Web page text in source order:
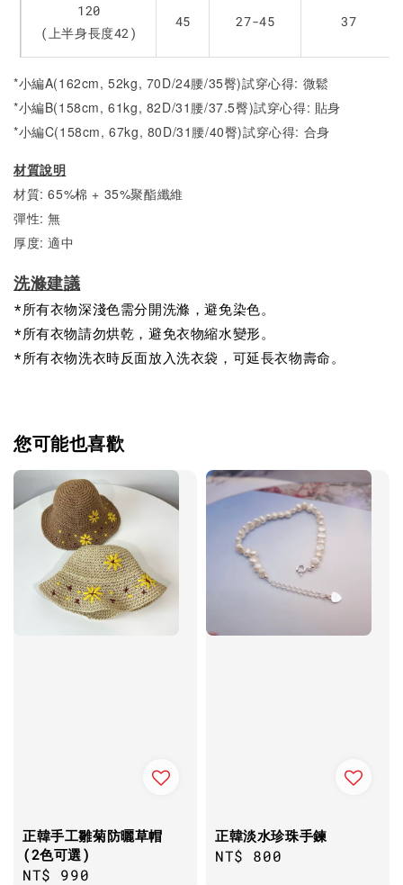
120
(上半身長度42)
45 27-45 37
*小編A(162cm, 52kg, 70D/24腰/35臀)試穿心得: 微鬆
*小編B(158cm, 61kg, 82D/31腰/37.5臀)試穿心得: 貼身
*小編C(158cm, 67kg, 80D/31腰/40臀)試穿心得: 合身
材質說明
材質: 65%棉 + 35%聚酯纖維
彈性: 無
厚度: 適中
洗滌建議
*所有衣物深淺色需分開洗滌，避免染色。
*所有衣物請勿烘乾，避免衣物縮水變形。
*所有衣物洗衣時反面放入洗衣袋，可延長衣物壽命。
您可能也喜歡
正韓手工雛菊防曬草帽
(2色可選)
Regular
NT$ 990
正韓淡水珍珠手鍊
Regular
NT$ 800